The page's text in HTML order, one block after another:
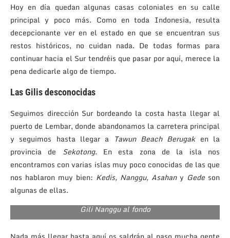
Hoy en día quedan algunas casas coloniales en su calle
principal y poco más. Como en toda Indonesia, resulta
decepcionante ver en el estado en que se encuentran sus
restos históricos, no cuidan nada. De todas formas para
continuar hacia el Sur tendréis que pasar por aquí, merece la
pena dedicarle algo de tiempo.
Las Gilis desconocidas
Seguimos dirección Sur bordeando la costa hasta llegar al
puerto de Lembar, donde abandonamos la carretera principal
y seguimos hasta llegar a Tawun Beach Berugaken la
provincia de Sekotong. En esta zona de la isla nos
encontramos con varias islas muy poco conocidas de las que
nos hablaron muy bien: Kedis, Nanggu, Asahan y Gede son
algunas de ellas.
Gili Nanggu al fondo